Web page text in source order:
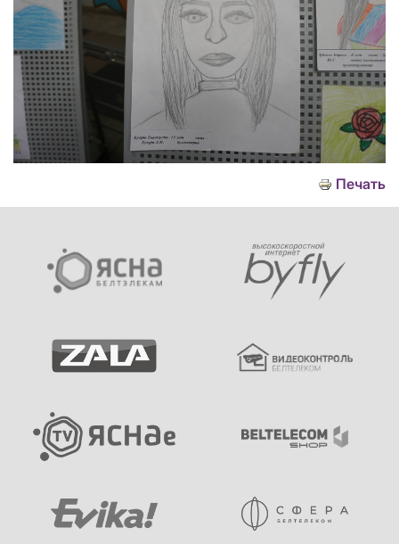
Печать